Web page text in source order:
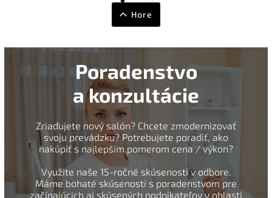
Hore
Poradenstvo
a konzultácie
Zriaďujete nový salón? Chcete zmodernizovať
svoju prevádzku? Potrebujete poradiť, ako
nakúpiť s najlepším pomerom cena / výkon?
Využite naše 15-ročné skúsenosti v odbore.
Máme bohaté skúsenosti s poradenstvom pre
začínajúcich aj skúsených podnikateľov v oblasti